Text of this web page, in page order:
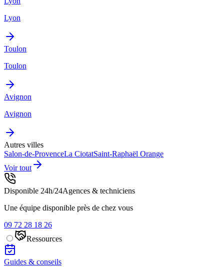
Lyon
Toulon
Toulon
Avignon
Avignon
Autres villes
Salon-de-ProvenceLa CiotatSaint-Raphaël Orange
Voir tout
Disponible 24h/24Agences & techniciens
Une équipe disponible près de chez vous
09 72 28 18 26
Ressources
Guides & conseils